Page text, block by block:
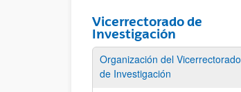
Vicerrectorado de
Investigación
Organización del Vicerrectorado
de Investigación